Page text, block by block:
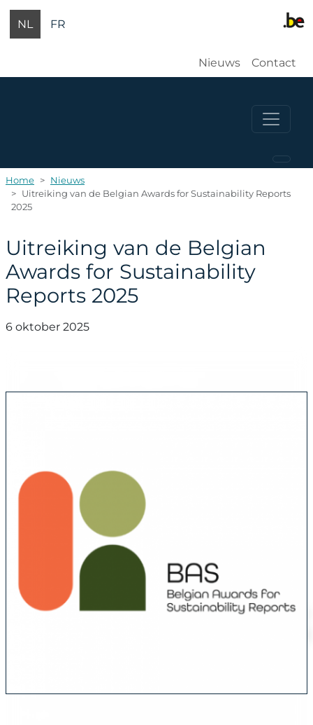
Overslaan en naar de inhoud gaan
NL
FR
Nieuws Contact
Home
Nieuws
Uitreiking van de Belgian Awards for Sustainability Reports
2025
Uitreiking van de Belgian
Awards for Sustainability
Reports 2025
6 oktober 2025